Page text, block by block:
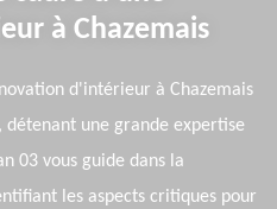
à Chazemais
d'intérieur à Chazemais
une grande expertise
03 vous guide dans la
les aspects critiques pour